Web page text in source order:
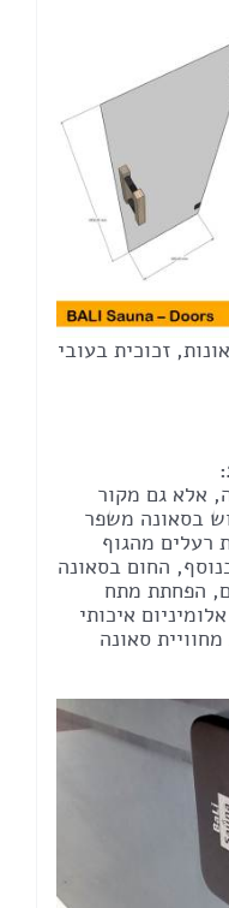
זכוכית בעובי
אלא גם מקור
בסאונה משפר
רעלים מהגוף
החום בסאונה
הפחתת מתח
איכותי
סאונה